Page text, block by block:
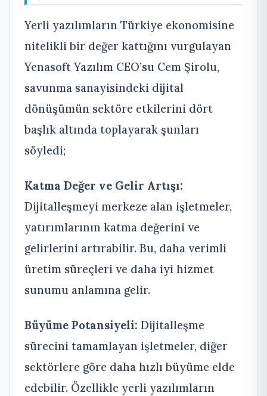
Yerli yazılımların Türkiye ekonomisine
nitelikli bir değer kattığını vurgulayan
Yenasoft Yazılım CEO’su Cem Şirolu,
savunma sanayisindeki dijital
dönüşümün sektöre etkilerini dört
başlık altında toplayarak şunları
söyledi;
Katma Değer ve Gelir Artışı:
Dijitalleşmeyi merkeze alan işletmeler,
yatırımlarının katma değerini ve
gelirlerini artırabilir. Bu, daha verimli
üretim süreçleri ve daha iyi hizmet
sunumu anlamına gelir.
Büyüme Potansiyeli: Dijitalleşme
sürecini tamamlayan işletmeler, diğer
sektörlere göre daha hızlı büyüme elde
edebilir. Özellikle yerli yazılımların